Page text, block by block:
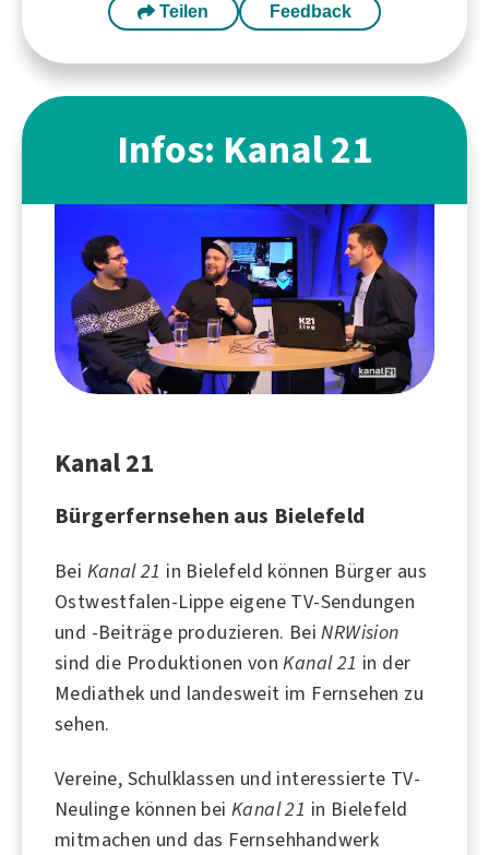
Teilen Feedback
Infos: Kanal 21
Kanal 21
Bürgerfernsehen aus Bielefeld
Bei Kanal 21 in Bielefeld können Bürger aus
Ostwestfalen-Lippe eigene TV-Sendungen
und -Beiträge produzieren. BeiNRWision
sind die Produktionen vonKanal 21 in der
Mediathek und landesweit im Fernsehen zu
sehen.
Vereine, Schulklassen und interessierte TV-
Neulinge können bei Kanal 21 in Bielefeld
mitmachen und das Fernsehhandwerk